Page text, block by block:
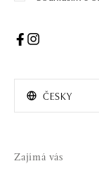
ČESKY
Zajímá vás